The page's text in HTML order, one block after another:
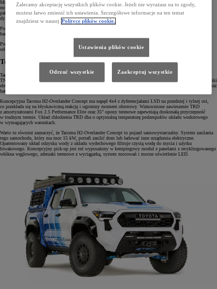
Motorsports Garage z myślą o ekstremalnych wyścigach górskich. Koncept bazuje na najnowszej odsłonie
modelu bZ4X i wyróżnia się poszerzonym nadwoziem, obniżonym o 15 cm prześwitem oraz wyjątkowym
pakietem aerodynamicznym. Składają się na niego dokładki zderzaków i progów, tylne skrzydło, a także
dyfuzor.
Pojazd jest też wyposażony w klatkę bezpieczeństwa z certyfikatem FIA, zawieszenie TEIN, wydajniejsze
hamulce Alcon z klockami Hawk oraz felgi BBS na szerokich oponach Continental 305/30R19.
Prototyp korzysta z mocniejszych silników elektrycznych o łącznej mocy ponad 400 KM i przyspiesza
od 0 do 100 km/h w 4,9 s.
Toyota Tacoma H2-Overlander Concept
Tacoma H2-Overlander to koncepcyjny pick-up z napędem wodorowym, zaprojektowany na bazie platformy
TNGA-F. Model ten został stworzony przez Toyota Racing Development (TRD). Wyposażono go w dwa silniki
elektryczne o łącznej mocy 547 KM, współpracujące z ogniwami paliwowymi z Toyoty Mirai 2. generacji, oraz
baterię litowo-jonową o pojemności 24,9 kWh.
Koncepcyjna Tacoma H2-Overlander Concept ma napęd 4x4 z dyferencjałami LSD na przedniej i tylnej osi,
co przekłada się na błyskawiczną reakcję i ogromny moment obrotowy. Wzmocnione zawieszenie TRD
z amortyzatorami Fox 2.5 Performance Elite oraz 35" opony terenowe zapewniają doskonałą przyczepność
w trudnym terenie. Układ chłodzenia TRD dba o optymalną temperaturę podzespołów układu wodorowego
w wymagających warunkach.
Warto tu również zaznaczyć, że Tacoma H2-Overlander Concept to pojazd samowystarczalny. System zasilania
tego samochodu, który ma moc 15 kW, potrafi zasilić dom lub ładować inne urządzenia elektryczne.
Opatentowany układ odzysku wody z układu wydechowego filtruje czystą wodę do mycia i użytku
biwakowego. Koncepcyjny pick-up jest też wyposażony w kempingowy moduł z panelami z recyklingowanego
włókna węglowego, zderzaki terenowe z wyciągarką, system mocowań i mocne oświetlenie LED.
Zalecamy akceptację wszystkich plików cookie. Jeżeli nie wyrażasz na to zgody,
możesz łatwo zmienić ich ustawienia. Szczegółowe informacje na ten temat
znajdziesz w naszej Polityce plików cookie.
Ustawienia plików cookie
Odrzuć wszystkie Zaakceptuj wszystkie